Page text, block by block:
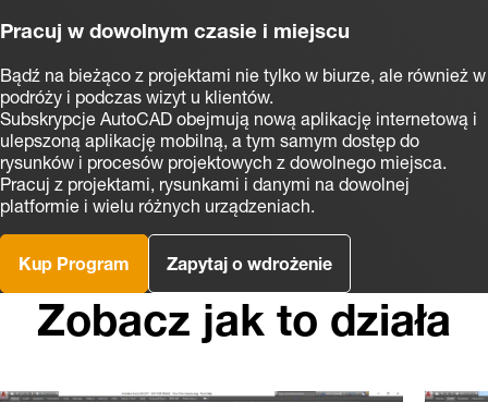
Pracuj w dowolnym czasie i miejscu
Bądź na bieżąco z projektami nie tylko w biurze, ale również w
podróży i podczas wizyt u klientów.
Subskrypcje AutoCAD obejmują nową aplikację internetową i
ulepszoną aplikację mobilną, a tym samym dostęp do
rysunków i procesów projektowych z dowolnego miejsca.
Pracuj z projektami, rysunkami i danymi na dowolnej
platformie i wielu różnych urządzeniach.
Kup Program Zapytaj o wdrożenie
Zobacz jak to działa